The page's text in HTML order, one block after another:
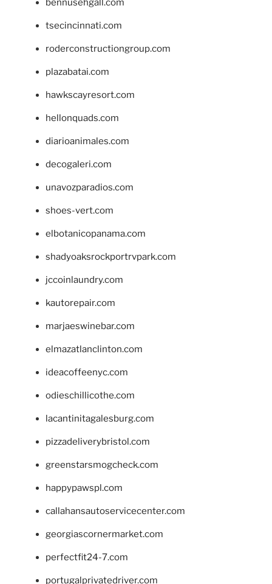
bennusehgall.com
tsecincinnati.com
roderconstructiongroup.com
plazabatai.com
hawkscayresort.com
hellonquads.com
diarioanimales.com
decogaleri.com
unavozparadios.com
shoes-vert.com
elbotanicopanama.com
shadyoaksrockportrvpark.com
jccoinlaundry.com
kautorepair.com
marjaeswinebar.com
elmazatlanclinton.com
ideacoffeenyc.com
odieschillicothe.com
lacantinitagalesburg.com
pizzadeliverybristol.com
greenstarsmogcheck.com
happypawspl.com
callahansautoservicecenter.com
georgiascornermarket.com
perfectfit24-7.com
portugalprivatedriver.com